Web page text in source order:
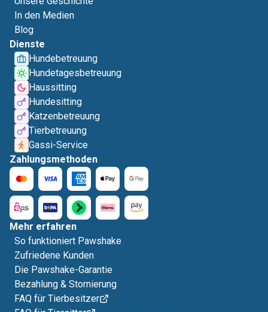
In den Medien
Blog
Dienste
Hundebetreuung
Hundetagesbetreuung
Haussitting
Hundesitting
Katzenbetreuung
Tierbetreuung
Gassi-Service
Zahlungsmethoden
Mehr erfahren
So funktioniert Pawshake
Zufriedene Kunden
Die Pawshake-Garantie
Bezahlung & Stornierung
FAQ für Tierbesitzer